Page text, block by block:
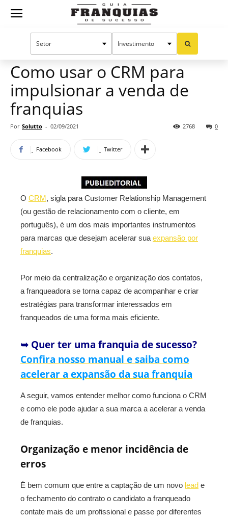
Guia
Manual do sucesso
Como usar o CRM para
impulsionar a venda de
franquias
Por Solutto - 02/09/2021 0
2768
Facebook Twitter
O CRM, sigla para Customer Relationship Management
(ou gestão de relacionamento com o cliente, em
português), é um dos mais importantes instrumentos
para marcas que desejam acelerar sua expansão por
franquias.
Por meio da centralização e organização dos contatos,
a franqueadora se torna capaz de acompanhar e criar
estratégias para transformar interessados em
franqueados de uma forma mais eficiente.
➥ Quer ter uma franquia de sucesso?
Confira nosso manual e saiba como
acelerar a expansão da sua franquia
A seguir, vamos entender melhor como funciona o CRM
e como ele pode ajudar a sua marca a acelerar a venda
de franquias.
Organização e menor incidência de
erros
É bem comum que entre a captação de um novo lead e
o fechamento do contrato o candidato a franqueado
contate mais de um profissional e passe por diferentes